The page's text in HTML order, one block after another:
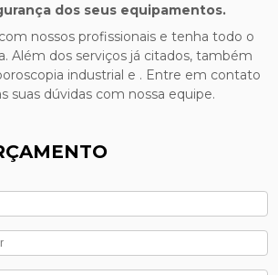
dos seus equipamentos.
nossos profissionais e tenha todo o
Além dos serviços já citados, também
industrial e . Entre em contato
suas dúvidas com nossa equipe.